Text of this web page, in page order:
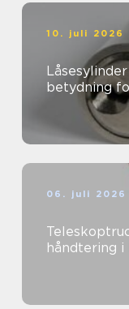
10. juli 2026
Låsesylinder liten detalj med stor
betydning
06. juli 2026
Teleskoptruck kurs
håndtering i